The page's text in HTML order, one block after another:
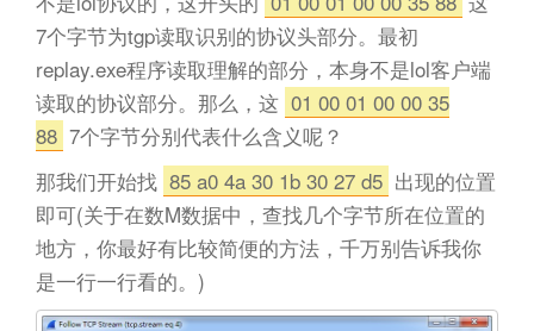
7个字节为tgp读取识别的协议头部分。最初
replay.exe程序读取理解的部分，本身不是lol客户端
读取的协议部分。那么，这 01 00 01 00 00 35
88 7个字节分别代表什么含义呢？
那我们开始找 85 a0 4a 30 1b 30 27 d5 出现的位置
即可(关于在数M数据中，查找几个字节所在位置的
地方，你最好有比较简便的方法，千万别告诉我你
是一行一行看的。)